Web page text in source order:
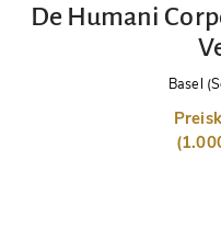
De Humani
Basel